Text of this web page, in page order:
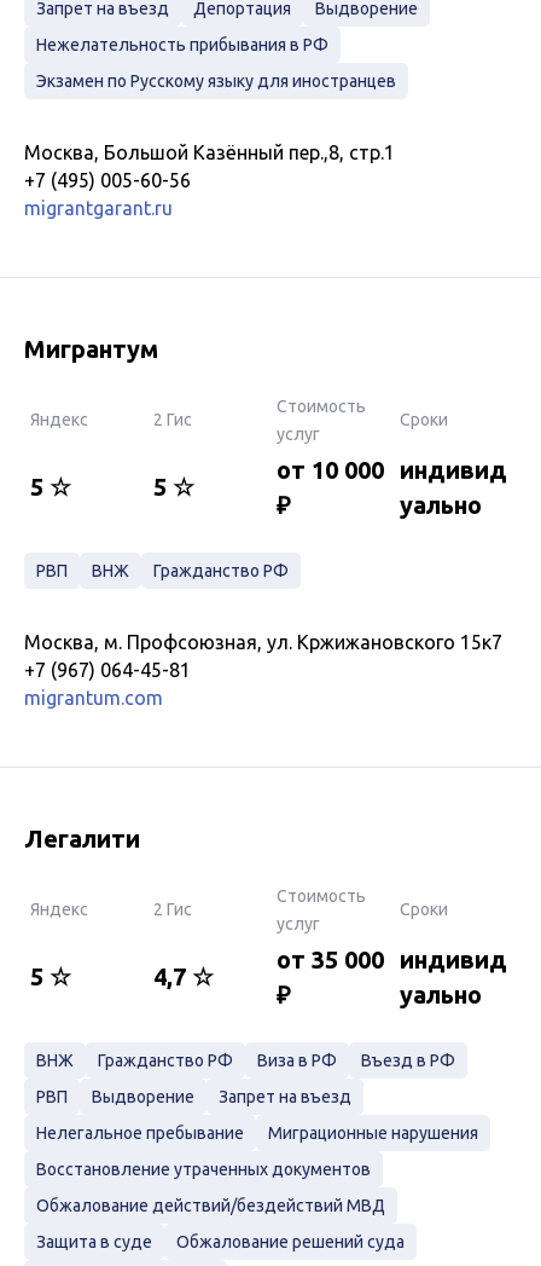
Запрет на въезд Депортация
Выдворение
Нежелательность прибывания в РФ
Экзамен по Русскому языку для иностранцев
Москва, Большой Казённый пер.,8, стр.1
+7 (495) 005-60-56
migrantgarant.ru
Мигрантум
Яндекс 2 Гис
Стоимость
услуг
Сроки
5 ☆ 5 ☆
от 10 000
₽
индивид
уально
РВП ВНЖ Гражданство РФ
Москва, м. Профсоюзная, ул. Кржижановского 15к7
+7 (967) 064-45-81
migrantum.com
Легалити
Яндекс 2 Гис
Стоимость
услуг
Сроки
5 ☆ 4,7 ☆
от 35 000
₽
индивид
уально
ВНЖ Гражданство РФ Виза в РФ
Въезд в РФ
РВП
Выдворение
Запрет на въезд
Нелегальное пребывание
Миграционные нарушения
Восстановление утраченных документов
Обжалование действий/бездействий МВД
Защита в суде
Обжалование решений суда